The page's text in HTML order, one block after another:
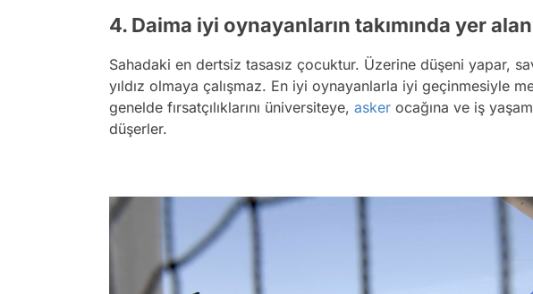
4. Daima iyi oynayanların takımında yer
Sahadaki en dertsiz tasasız çocuktur. Üzerine düşeni yapar,
yıldız olmaya çalışmaz. En iyi oynayanlarla iyi geçinmesiyle
genelde fırsatçılıklarını üniversiteye, asker ocağına ve iş
düşerler.